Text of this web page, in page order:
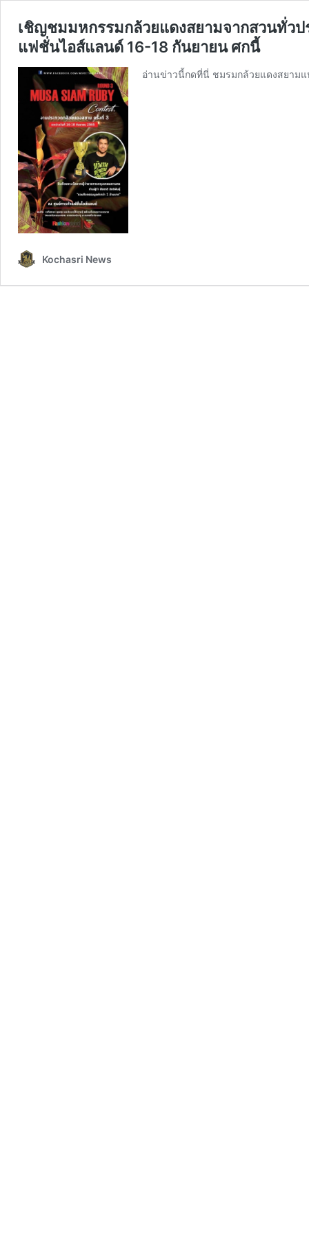
เชิญชมมหกรรมกล้วยแดงสยามจากสวนทั่ว
แฟชั่นไอส์แลนด์ 16-18 กันยายน ศกนี้
อ่านข่าวนี้กดที่นี่ ชมรมกล้วยแดงสยาม
Kochasri News